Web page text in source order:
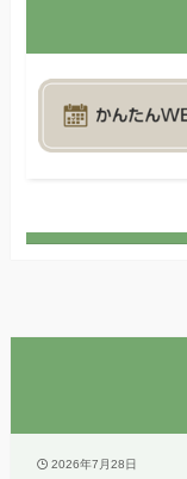
2026年7月28日